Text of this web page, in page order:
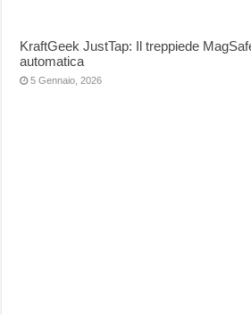
KraftGeek JustTap: Il treppiede
automatica
5 Gennaio, 2026